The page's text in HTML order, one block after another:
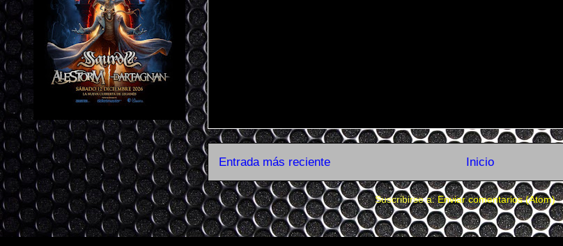
Entrada más reciente Inicio
Suscribirse a:Enviar comentarios (Atom)